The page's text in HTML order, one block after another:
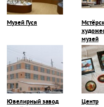
Музей Гуся
музей
Ювелирный завод
Центр